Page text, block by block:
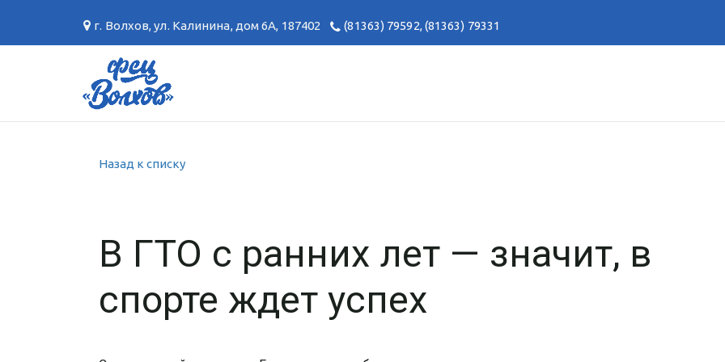
г. Волхов,ул. Калинина, дом 6А, 187402 (81363) 79592,(81363) 79331
Назад к списку
В ГТО с ранних лет — значит, в
спорте ждет успех